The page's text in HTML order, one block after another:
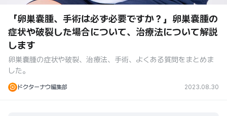
「卵巣嚢腫、手術は必ず必要ですか？」卵巣嚢腫の
症状や破裂した場合について、治療法について解説
します
卵巣嚢腫の症状や破裂、治療法、手術、よくある質問をまとめま
した。
ドクターナウ編集部 2023.08.30